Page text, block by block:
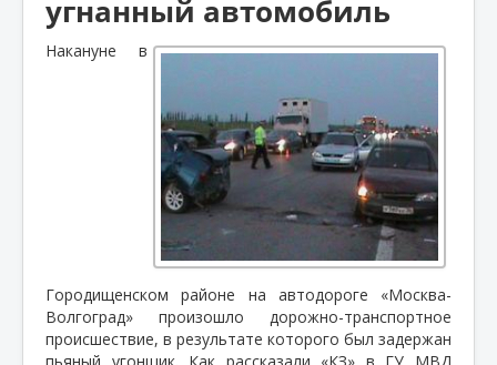
угнанный автомобиль
Накануне в
Городищенском районе на автодороге «Москва-
Волгоград» произошло дорожно-транспортное
происшествие, в результате которого был задержан
пьяный угонщик. Как рассказали «КЗ» в ГУ МВД